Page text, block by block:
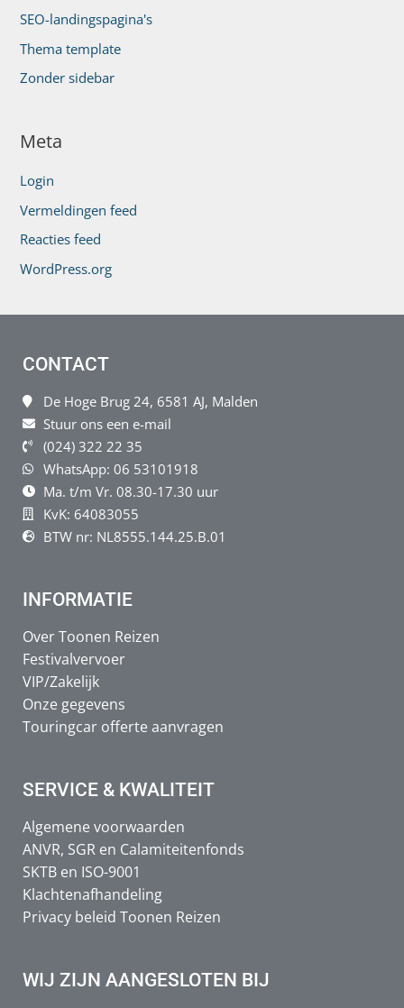
SEO-landingspagina's
Thema template
Zonder sidebar
Meta
Login
Vermeldingen feed
Reacties feed
WordPress.org
CONTACT
De Hoge Brug 24, 6581 AJ, Malden
Stuur ons een e-mail
(024) 322 22 35
WhatsApp: 06 53101918
Ma. t/m Vr. 08.30-17.30 uur
KvK: 64083055
BTW nr: NL8555.144.25.B.01
INFORMATIE
Over Toonen Reizen
Festivalvervoer
VIP/Zakelijk
Onze gegevens
Touringcar offerte aanvragen
SERVICE & KWALITEIT
Algemene voorwaarden
ANVR, SGR en Calamiteitenfonds
SKTB en ISO-9001
Klachtenafhandeling
Privacy beleid Toonen Reizen
WIJ ZIJN AANGESLOTEN BIJ